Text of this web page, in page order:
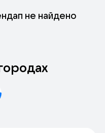
не найдено